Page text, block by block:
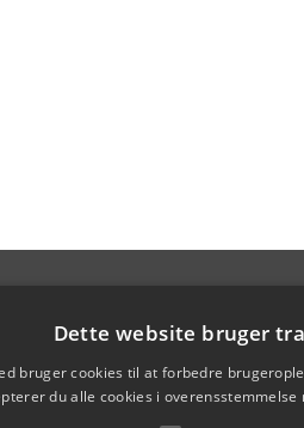
Dette website bruger
bruger cookies til at forbedre
du alle cookies i